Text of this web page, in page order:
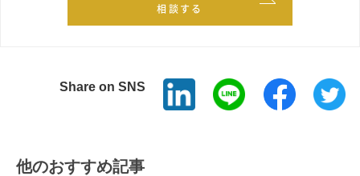
相談する
Share on SNS
他のおすすめ記事